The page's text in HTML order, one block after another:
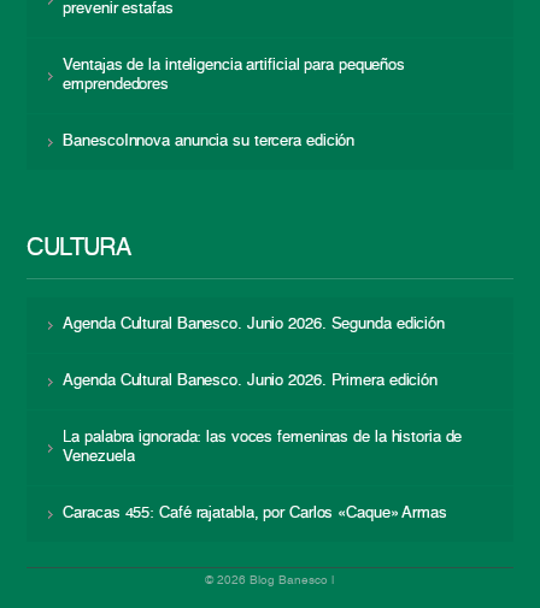
prevenir estafas
Ventajas de la inteligencia artificial para pequeños
emprendedores
BanescoInnova anuncia su tercera edición
CULTURA
Agenda Cultural Banesco. Junio 2026. Segunda edición
Agenda Cultural Banesco. Junio 2026. Primera edición
La palabra ignorada: las voces femeninas de la historia de
Venezuela
Caracas 455: Café rajatabla, por Carlos «Caque» Armas
© 2026 Blog Banesco |